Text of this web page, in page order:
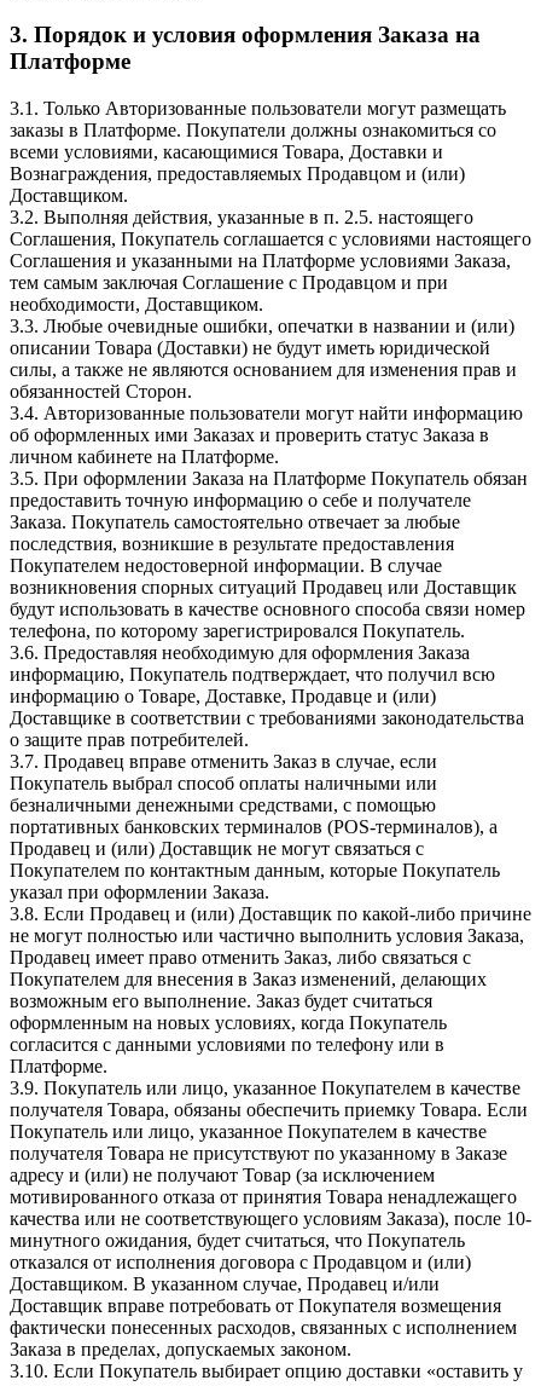
3. Порядок и условия оформления Заказа на
Платформе
3.1. Только Авторизованные пользователи могут размещать
заказы в Платформе. Покупатели должны ознакомиться со
всеми условиями, касающимися Товара, Доставки и
Вознаграждения, предоставляемых Продавцом и (или)
Доставщиком.
3.2. Выполняя действия, указанные в п. 2.5. настоящего
Соглашения, Покупатель соглашается с условиями настоящего
Соглашения и указанными на Платформе условиями Заказа,
тем самым заключая Соглашение с Продавцом и при
необходимости, Доставщиком.
3.3. Любые очевидные ошибки, опечатки в названии и (или)
описании Товара (Доставки) не будут иметь юридической
силы, а также не являются основанием для изменения прав и
обязанностей Сторон.
3.4. Авторизованные пользователи могут найти информацию
об оформленных ими Заказах и проверить статус Заказа в
личном кабинете на Платформе.
3.5. При оформлении Заказа на Платформе Покупатель обязан
предоставить точную информацию о себе и получателе
Заказа. Покупатель самостоятельно отвечает за любые
последствия, возникшие в результате предоставления
Покупателем недостоверной информации. В случае
возникновения спорных ситуаций Продавец или Доставщик
будут использовать в качестве основного способа связи номер
телефона, по которому зарегистрировался Покупатель.
3.6. Предоставляя необходимую для оформления Заказа
информацию, Покупатель подтверждает, что получил всю
информацию о Товаре, Доставке, Продавце и (или)
Доставщике в соответствии с требованиями законодательства
о защите прав потребителей.
3.7. Продавец вправе отменить Заказ в случае, если
Покупатель выбрал способ оплаты наличными или
безналичными денежными средствами, с помощью
портативных банковских терминалов (POS-терминалов), а
Продавец и (или) Доставщик не могут связаться с
Покупателем по контактным данным, которые Покупатель
указал при оформлении Заказа.
3.8. Если Продавец и (или) Доставщик по какой-либо причине
не могут полностью или частично выполнить условия Заказа,
Продавец имеет право отменить Заказ, либо связаться с
Покупателем для внесения в Заказ изменений, делающих
возможным его выполнение. Заказ будет считаться
оформленным на новых условиях, когда Покупатель
согласится с данными условиями по телефону или в
Платформе.
3.9. Покупатель или лицо, указанное Покупателем в качестве
получателя Товара, обязаны обеспечить приемку Товара. Если
Покупатель или лицо, указанное Покупателем в качестве
получателя Товара не присутствуют по указанному в Заказе
адресу и (или) не получают Товар (за исключением
мотивированного отказа от принятия Товара ненадлежащего
качества или не соответствующего условиям Заказа), после 10-
минутного ожидания, будет считаться, что Покупатель
отказался от исполнения договора с Продавцом и (или)
Доставщиком. В указанном случае, Продавец и/или
Доставщик вправе потребовать от Покупателя возмещения
фактически понесенных расходов, связанных с исполнением
Заказа в пределах, допускаемых законом.
3.10. Если Покупатель выбирает опцию доставки «оставить у